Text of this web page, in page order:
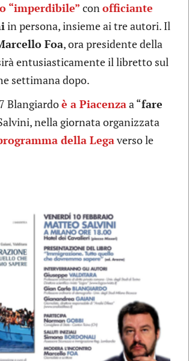
“imperdibile” conofficiante
in persona, insieme ai tre autori. Il
Foa, ora presidente della
entusiasticamente il libretto sul
settimana dopo.
Blangiardoè a Piacenzaa “fare
nella giornata organizzata
della Legaverso le